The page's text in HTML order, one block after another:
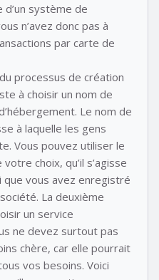
système de
n’avez donc pas à
par carte de
processus de création
à choisir un nom de
Le nom de
à laquelle les gens
Vous pouvez utiliser le
choix, qu’il s’agisse
que vous avez enregistré
La deuxième
un service
ne devez surtout pas
chère, car elle pourrait
vos besoins. Voici